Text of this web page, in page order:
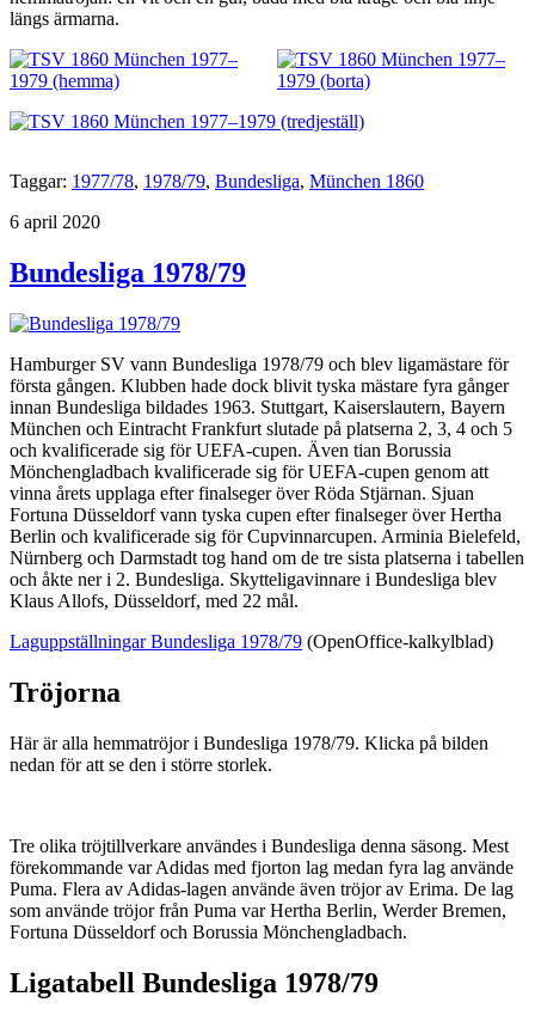
längs ärmarna.
Taggar: 1977/78, 1978/79, Bundesliga, München 1860
Publicerat
6 april 2020
Bundesliga 1978/79
Hamburger SV vann Bundesliga 1978/79 och blev ligamästare för
första gången. Klubben hade dock blivit tyska mästare fyra gånger
innan Bundesliga bildades 1963. Stuttgart, Kaiserslautern, Bayern
München och Eintracht Frankfurt slutade på platserna 2, 3, 4 och 5
och kvalificerade sig för UEFA-cupen. Även tian Borussia
Mönchengladbach kvalificerade sig för UEFA-cupen genom att
vinna årets upplaga efter finalseger över Röda Stjärnan. Sjuan
Fortuna Düsseldorf vann tyska cupen efter finalseger över Hertha
Berlin och kvalificerade sig för Cupvinnarcupen. Arminia Bielefeld,
Nürnberg och Darmstadt tog hand om de tre sista platserna i tabellen
och åkte ner i 2. Bundesliga. Skytteligavinnare i Bundesliga blev
Klaus Allofs, Düsseldorf, med 22 mål.
Laguppställningar Bundesliga 1978/79 (OpenOffice-kalkylblad)
Tröjorna
Här är alla hemmatröjor i Bundesliga 1978/79. Klicka på bilden
nedan för att se den i större storlek.
Tre olika tröjtillverkare användes i Bundesliga denna säsong. Mest
förekommande var Adidas med fjorton lag medan fyra lag använde
Puma. Flera av Adidas-lagen använde även tröjor av Erima. De lag
som använde tröjor från Puma var Hertha Berlin, Werder Bremen,
Fortuna Düsseldorf och Borussia Mönchengladbach.
Ligatabell Bundesliga 1978/79